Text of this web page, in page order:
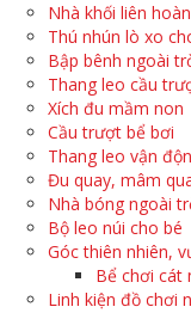
Nhà khối liên
Thú nhún lò xo
Bập bênh ngoài
Thang leo cầu
Xích đu mầm non
Cầu trượt bể bơi
Thang leo vận
Đu quay, mâm
Nhà bóng ngoài
Bộ leo núi cho bé
Góc thiên nhiên,
Bể chơi cát
Linh kiện đồ chơi